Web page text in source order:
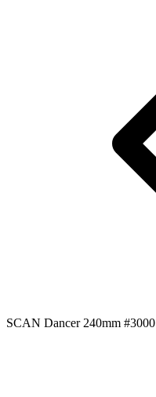
SCAN Dancer 240mm #3000